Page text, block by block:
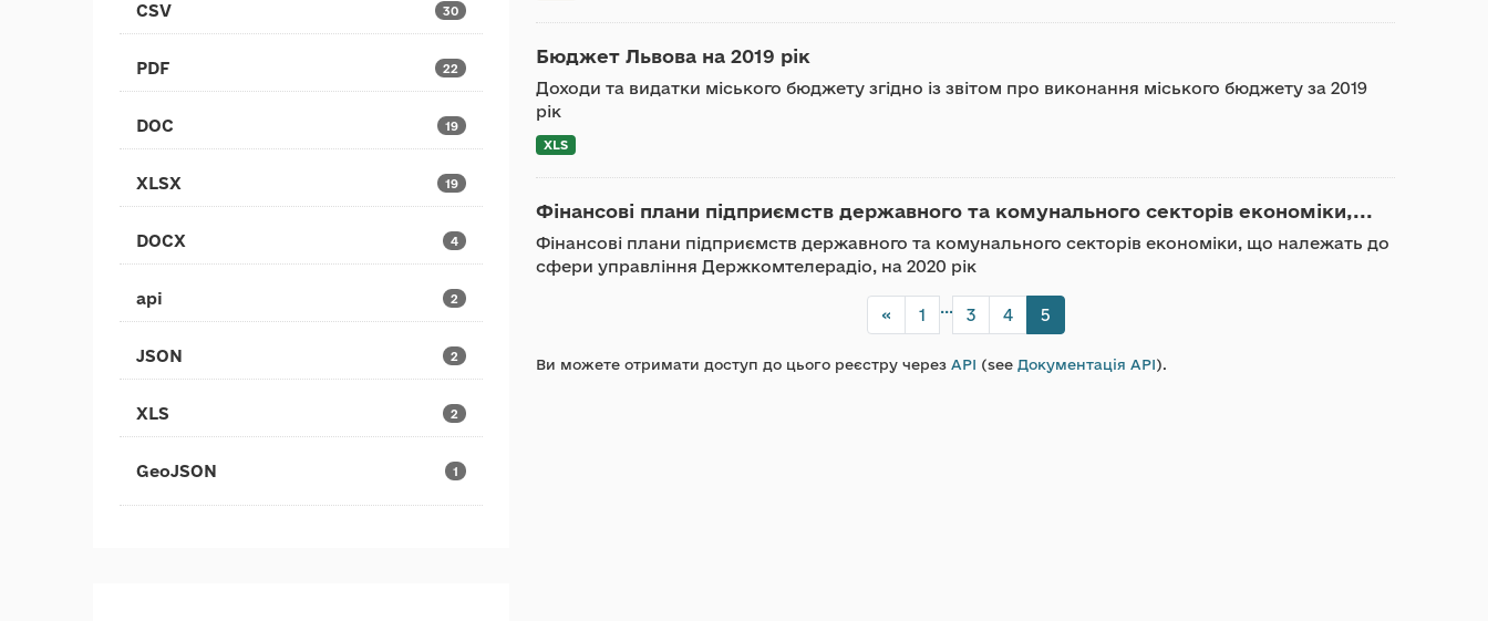
CSV 30
PDF 22
DOC 19
XLSX 19
DOCX 4
api 2
JSON 2
XLS 2
GeoJSON 1
Бюджет Львова на 2019 рік
Доходи та видатки міського бюджету згідно із звітом про виконання міського бюджету за 2019
рік
XLS
Фінансові плани підприємств державного та комунального секторів економіки,...
Фінансові плани підприємств державного та комунального секторів економіки, що належать до
сфери управління Держкомтелерадіо, на 2020 рік
« 1 ... 3 4 5
Ви можете отримати доступ до цього реєстру через API (see Документація API).